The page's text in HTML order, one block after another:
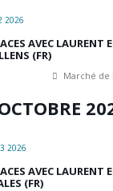
2026
AVEC LAURENT
(FR)
Marché de
2026
AVEC LAURENT
(FR)